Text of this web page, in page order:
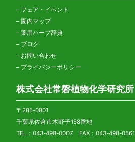
– フェア・イベント
– 園内マップ
– 薬用ハーブ辞典
– ブログ
– お問い合わせ
– プライバシーポリシー
株式会社常磐植物化学研究所
〒285-0801
千葉県佐倉市木野子158番地
TEL：043-498-0007 FAX：043-498-0561